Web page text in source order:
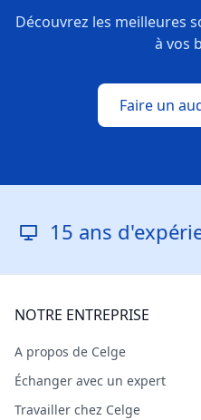
Découvrez les meilleures
à vos
Faire un
d'expérience
NOTRE ENTREPRISE
A propos de Celge
Échanger avec un expert
Travailler chez Celge